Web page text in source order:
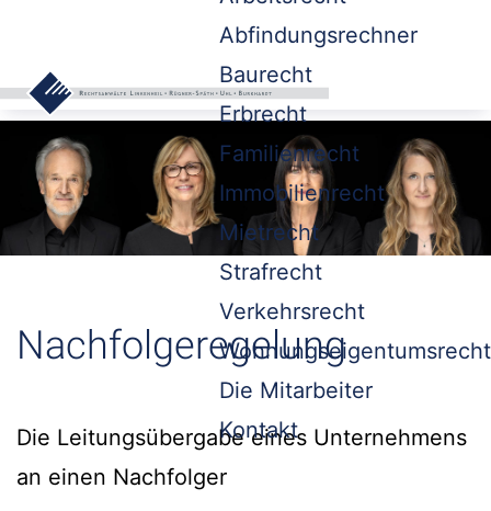
Abfindungsrechner
Baurecht
Erbrecht
Familienrecht
Immobilienrecht
Mietrecht
Strafrecht
Verkehrsrecht
Wohnungseigentumsrecht
Die Mitarbeiter
Kontakt
Nachfolgeregelung
Die Leitungsübergabe eines Unternehmens
an einen Nachfolger